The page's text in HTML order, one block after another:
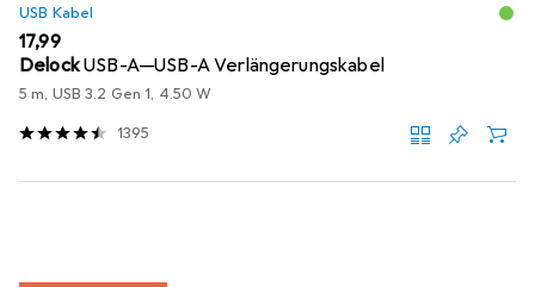
USB Kabel
EUR
17,99
DelockUSB-A—USB-A Verlängerungskabel
5 m, USB 3.2 Gen 1, 4.50 W
1395